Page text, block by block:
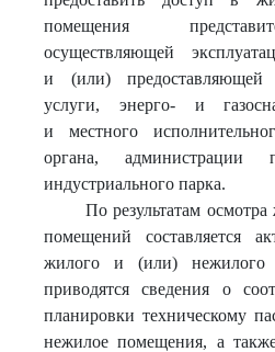
помещения
осуществляющей
и (или) предоставляющей
услуги, энерго- и
и местного
органа, администрации
индустриального парка.
По результатам
помещений составляется
жилого и (или) нежилого
приводятся сведения о
планировки техническому
нежилое помещения, а